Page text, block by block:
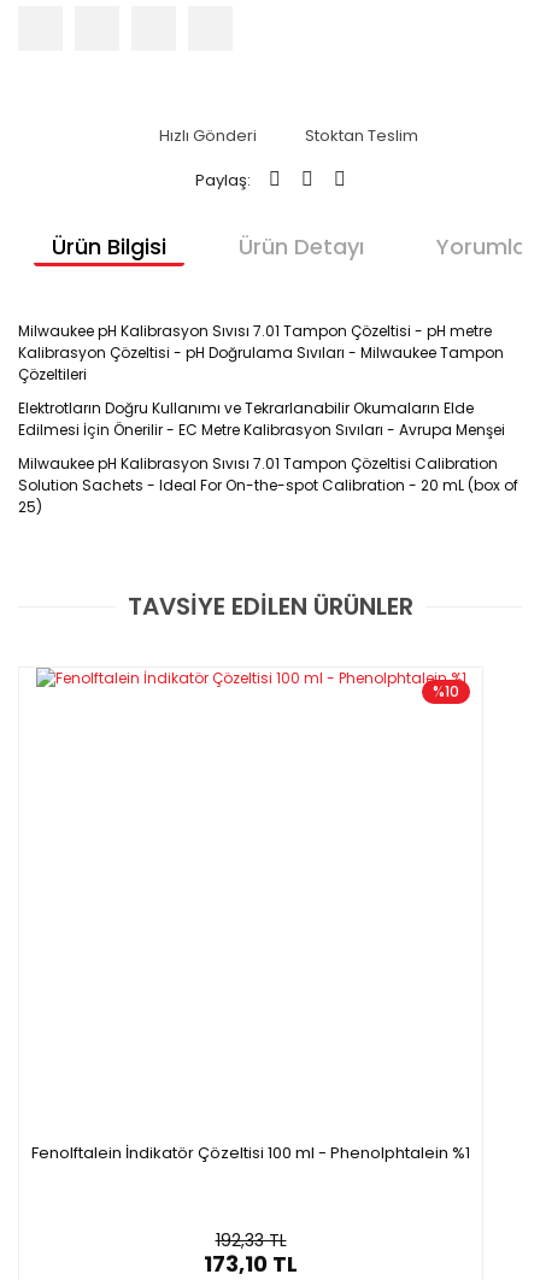
Hızlı Gönderi
Stoktan Teslim
Paylaş:
Ürün Bilgisi Ürün Detayı Yorumlar
Milwaukee pH Kalibrasyon Sıvısı 7.01 Tampon Çözeltisi - pH metre
Kalibrasyon Çözeltisi - pH Doğrulama Sıvıları - Milwaukee Tampon
Çözeltileri
Elektrotların Doğru Kullanımı ve Tekrarlanabilir Okumaların Elde
Edilmesi İçin Önerilir - EC Metre Kalibrasyon Sıvıları - Avrupa Menşei
Milwaukee pH Kalibrasyon Sıvısı 7.01 Tampon Çözeltisi Calibration
Solution Sachets - Ideal For On-the-spot Calibration - 20 mL (box of
25)
Bu ürüne ilk yorumu siz yapın!
Yorum Yaz
TAVSİYE EDİLEN ÜRÜNLER
%10
Fenolftalein İndikatör Çözeltisi 100 ml - Phenolphtalein %1
192,33 TL
173,10 TL